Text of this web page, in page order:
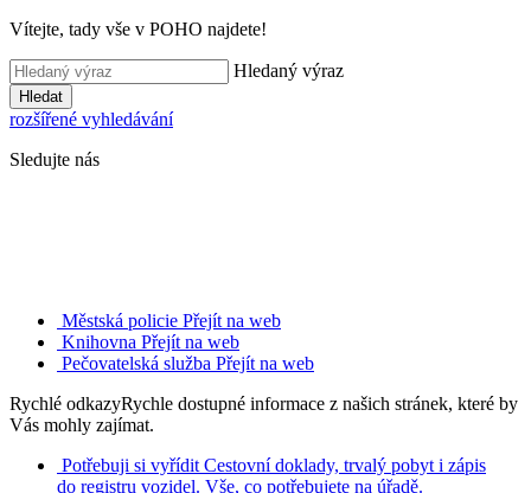
Vítejte, tady vše v POHO najdete!
Hledaný výraz
Hledat
rozšířené vyhledávání
Sledujte nás
Městská policie Přejít na web
Knihovna Přejít na web
Pečovatelská služba Přejít na web
Rychlé odkazyRychle dostupné informace z našich stránek, které by
Vás mohly zajímat.
Potřebuji si vyřídit Cestovní doklady, trvalý pobyt i zápis
do registru vozidel. Vše, co potřebujete na úřadě.